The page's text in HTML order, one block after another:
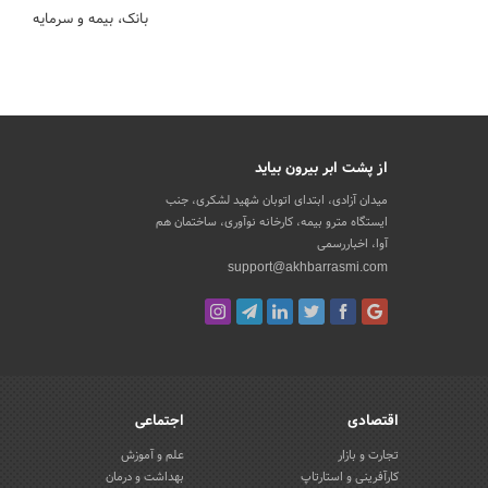
بانک، بیمه و سرمایه
از پشت ابر بیرون بیاید
میدان آزادی، ابتدای اتوبان شهید لشکری، جنب
ایستگاه مترو بیمه، کارخانه نوآوری، ساختمان هم
آوا، اخباررسمی
support@akhbarrasmi.com
اقتصادی
تجارت و بازار
کارآفرینی و استارتاپ
اجتماعی
علم و آموزش
بهداشت و درمان